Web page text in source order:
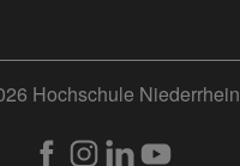
Hochschule Niederrhein